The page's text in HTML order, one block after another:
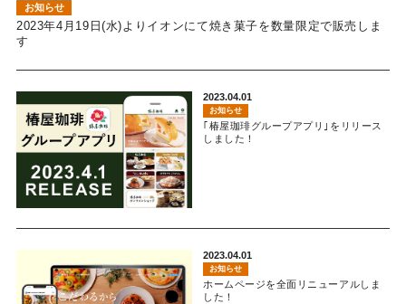
お知らせ
2023年4月19日(水)よりイオンにて焼き菓子を数量限定で販売しま
す
2023.04.01
お知らせ
｢椿屋珈琲グループアプリ｣をリリース
しました！
2023.04.01
お知らせ
ホームページを全面リニューアルしま
した！